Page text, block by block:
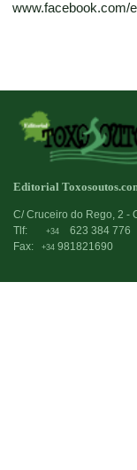
www.facebook.com/
Editorial
C/ Cruceiro do Rego, 2 -
Tlf:
+34
623 384 776
Fax:
+34 981821690